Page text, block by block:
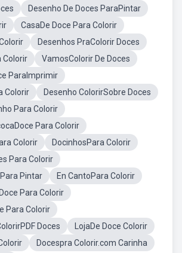
Desenho De Doces ParaPintar
CasaDe Doce Para Colorir
Desenhos PraColorir Doces
Colorir
VamosColorir De Doces
ParaImprimir
Colorir
Desenho ColorirSobre Doces
Para Colorir
Para Colorir
Colorir
DocinhosPara Colorir
Para Colorir
Pintar
En CantoPara Colorir
Para Colorir
Para Colorir
Doces
LojaDe Doce Colorir
Docespra Colorir.com Carinha